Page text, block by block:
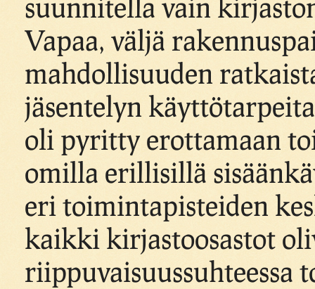
suunnitella vain
Vapaa, väljä
mahdollisuuden
jäsentelyn
oli pyritty erottamaan
omilla erillisillä
eri toimintapisteiden
kaikki kirjastoosastot
riippuvaisuussuhteessa